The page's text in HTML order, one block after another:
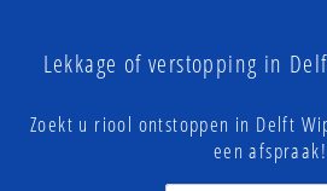
Lekkage of verstopping in
Zoekt u riool ontstoppen in Delft
een afspraak!